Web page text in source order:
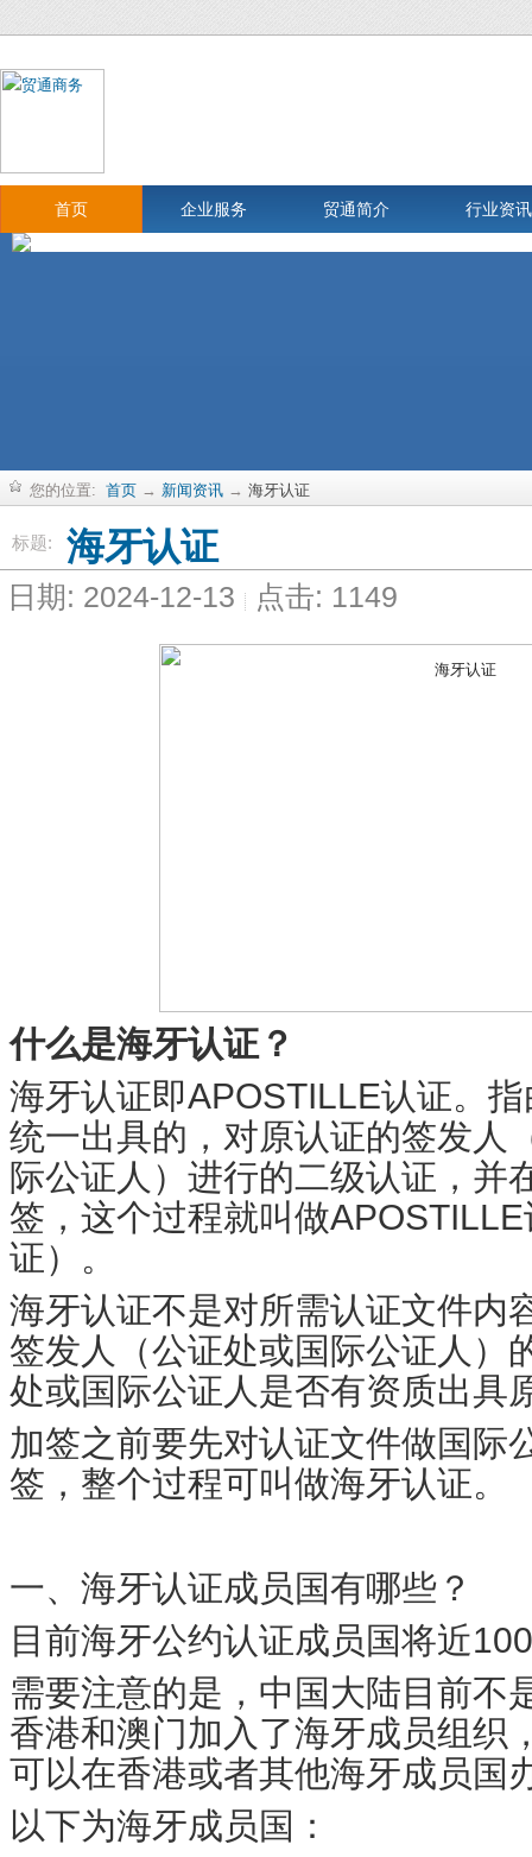
首页 企业服务 贸通简介 行业资讯
您的位置: 首页 → 新闻资讯 → 海牙认证
标题: 海牙认证
日期: 2024-12-13 点击: 1149
什么是海牙认证？
海牙认证即APOSTILLE认证。
统一出具的，对原认证的签发人
际公证人）进行的二级认证，并
签，这个过程就叫做
证）。
海牙认证不是对所需认证文件内
签发人（公证处或国际公证人）
处或国际公证人是否有资质出具
加签之前要先对认证文件做国际
签，整个过程可叫做海牙认证。
一、海牙认证成员国有哪些？
目前海牙公约认证成员国将近
需要注意的是，中国大陆目前不
香港和澳门加入了海牙成员组织
可以在香港或者其他海牙成员国
以下为海牙成员国：